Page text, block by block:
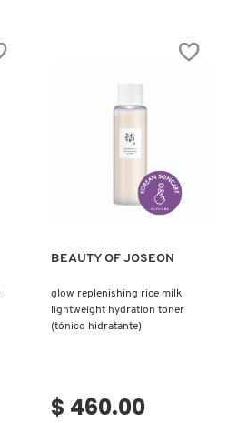
Ver más
BEAUTY OF JOSEON
glow replenishing rice milk
lightweight hydration toner
(tónico hidratante)
$ 460.00